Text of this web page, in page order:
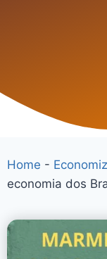
Home -
economia dos